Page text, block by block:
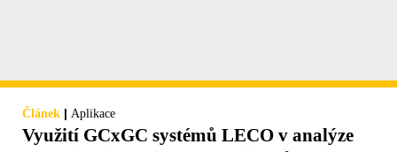
Článek | Aplikace
Využití GCxGC systémů LECO v analýze